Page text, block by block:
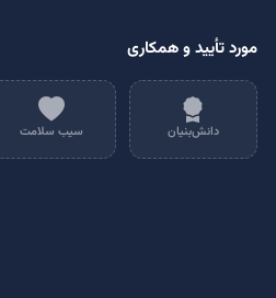
مورد تأیید و همکاری
دانش‌بنیان سیب سلامت